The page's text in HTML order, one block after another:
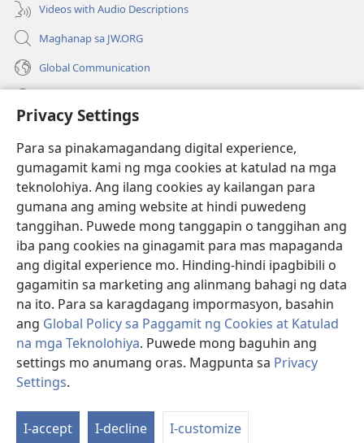
Privacy Settings
Para sa pinakamagandang digital experience,
gumagamit kami ng mga cookies at katulad na mga
teknolohiya. Ang ilang cookies ay kailangan para
gumana ang aming website at hindi puwedeng
tanggihan. Puwede mong tanggapin o tanggihan ang
iba pang cookies na ginagamit para mas mapaganda
ang digital experience mo. Hinding-hindi ipagbibili o
gagamitin sa marketing ang alinmang bahagi ng data
na ito. Para sa karagdagang impormasyon, basahin
ang Global Policy sa Paggamit ng Cookies at Katulad
na mga Teknolohiya. Puwede mong baguhin ang
settings mo anumang oras. Magpunta sa Privacy
Settings.
I-accept I-decline I-customize
Videos with Audio Descriptions
Maghanap sa JW.ORG
Global Communication
(may
na
bagong
window)
Watchtower ONLINE LIBRARY™
(may
bubukas
na
bagong
window)
JW Hub ®
(may
bubukas
bagong
window)
JW Library ®
Watchtower Library®
Copyright
KASUNDUAN SA PAGGAMIT